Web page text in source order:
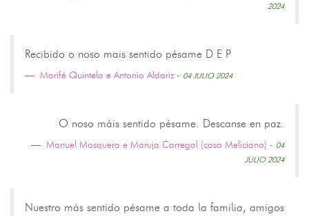
2024
Recibido o noso mais sentido pésame D E P
Marifé Quintela e Antonio Aldariz - 04 JULIO 2024
O noso máis sentido pésame. Descanse en paz.
Manuel Mosquera e Maruja Carregal (casa Meliciano) - 04
JULIO 2024
Nuestro más sentido pésame a toda la familia, amigos